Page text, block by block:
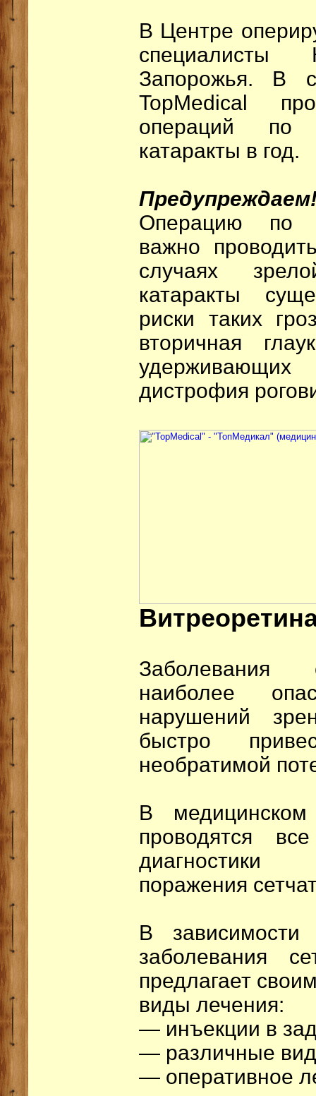
В Центре
Запорожья. В
TopMedical
операций по
катаракты в год.
Операцию по
важно
случаях
катаракты
риски таких
вторичная
дистрофия
Заболевания
наиболее
нарушений
быстро
необратимой
В
проводятся
поражения
В зависимости
заболевания
предлагает
виды лечения:
— инъекции в
— различные
— оперативное